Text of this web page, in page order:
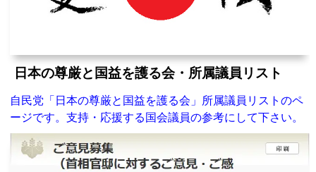
日本の尊厳と国益を護る会・所属議員リスト
自民党「日本の尊厳と国益を護る会」所属議員リストのペ
ージです。支持・応援する国会議員の参考にして下さい。